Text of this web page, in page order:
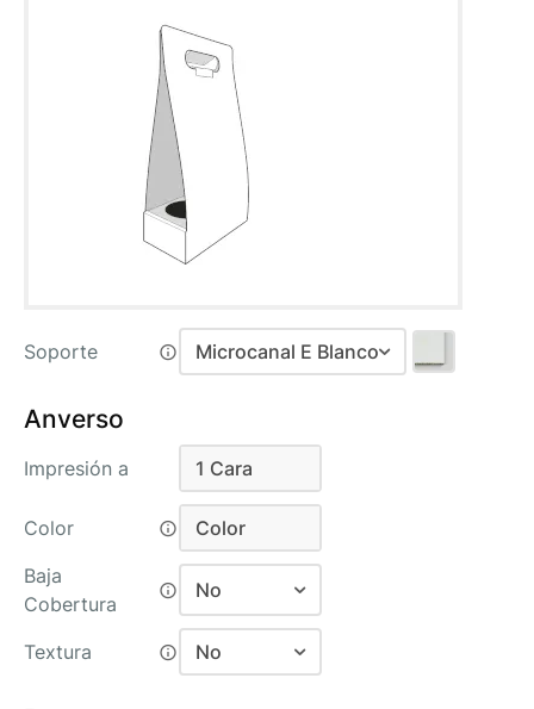
Soporte
Microcanal E Blanco
Microcanal E Kraft
Anverso
Impresión a
1 Cara
1 Cara
Color
Color
Color
Baja
Cobertura
No
No
Si
Textura
No